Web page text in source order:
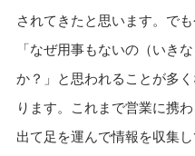
されてきたと思います。でも
「なぜ用事もないの（いき
か？」と思われることが多
ります。これまで営業に携
出て足を運んで情報を収集